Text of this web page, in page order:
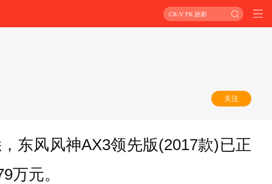
CR-V PK 皓影
关注
东风风神AX3领先版(2017款)已正
万元。